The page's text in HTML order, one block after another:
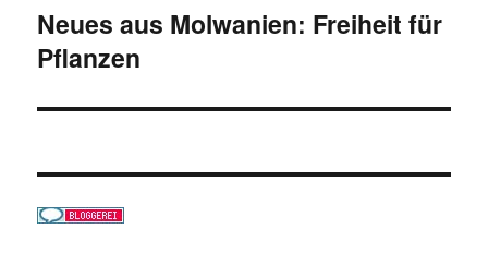
Nächster
Beitrag:
Neues aus Molwanien: Freiheit für
Pflanzen